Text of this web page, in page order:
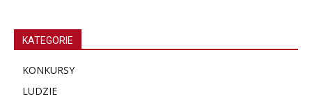
KATEGORIE
KONKURSY
LUDZIE